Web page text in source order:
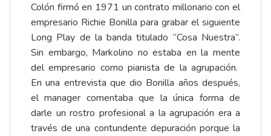
Colón firmó en 1971 un contrato millonario con el
empresario Richie Bonilla para grabar el siguiente
Long Play de la banda titulado “Cosa Nuestra”.
Sin embargo, Markolino no estaba en la mente
del empresario como pianista de la agrupación.
En una entrevista que dio Bonilla años después,
el manager comentaba que la única forma de
darle un rostro profesional a la agrupación era a
través de una contundente depuración porque la